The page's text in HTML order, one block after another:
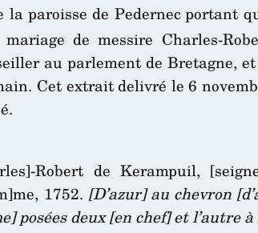
paroisse de Pedernec portant
de messire Charles-
au parlement de Bretagne,
Cet extrait delivré le 6
Robert de Kerampuil,
1752. [D’azur] au chevron
posées deux [en chef] et l’autre